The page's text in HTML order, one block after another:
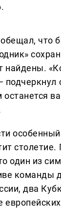
что
найдены.
подчеркнул
останется
один из
команды
два